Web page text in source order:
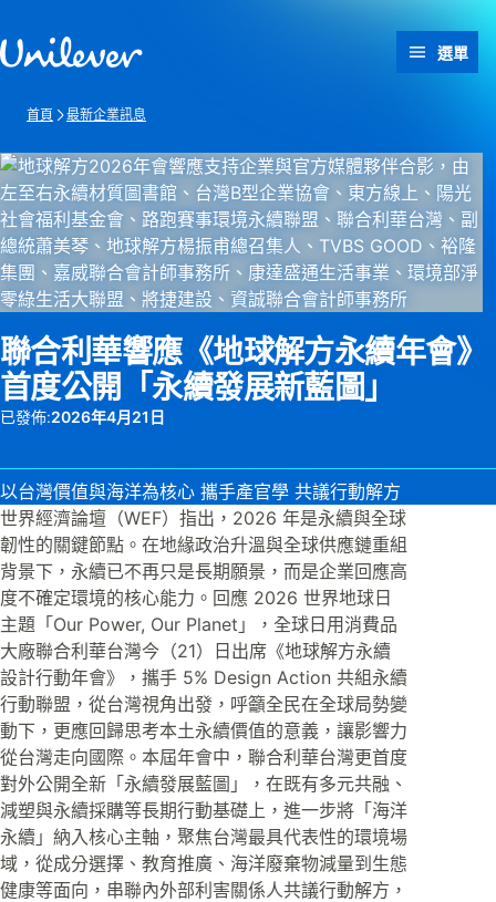
選單
首頁 最新企業訊息
聯合利華響應《地球解方永續年會》
首度公開「永續發展新藍圖」
已發佈:2026年4月21日
以台灣價值與海洋為核心 攜手產官學 共議行動解方
世界經濟論壇（WEF）指出，2026 年是永續與全球
韌性的關鍵節點。在地緣政治升溫與全球供應鏈重組
背景下，永續已不再只是長期願景，而是企業回應高
度不確定環境的核心能力。回應 2026 世界地球日
主題「Our Power, Our Planet」，全球日用消費品
大廠聯合利華台灣今（21）日出席《地球解方永續
設計行動年會》，攜手 5% Design Action 共組永續
行動聯盟，從台灣視角出發，呼籲全民在全球局勢變
動下，更應回歸思考本土永續價值的意義，讓影響力
從台灣走向國際。本屆年會中，聯合利華台灣更首度
對外公開全新「永續發展藍圖」，在既有多元共融、
減塑與永續採購等長期行動基礎上，進一步將「海洋
永續」納入核心主軸，聚焦台灣最具代表性的環境場
域，從成分選擇、教育推廣、海洋廢棄物減量到生態
健康等面向，串聯內外部利害關係人共議行動解方，